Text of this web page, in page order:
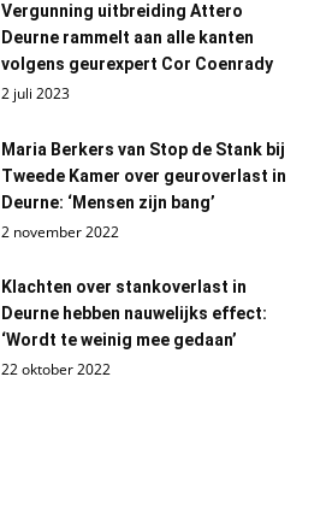
Vergunning uitbreiding Attero
Deurne rammelt aan alle kanten
volgens geurexpert Cor Coenrady
2 juli 2023
Maria Berkers van Stop de Stank bij
Tweede Kamer over geuroverlast in
Deurne: ‘Mensen zijn bang’
2 november 2022
Klachten over stankoverlast in
Deurne hebben nauwelijks effect:
‘Wordt te weinig mee gedaan’
22 oktober 2022